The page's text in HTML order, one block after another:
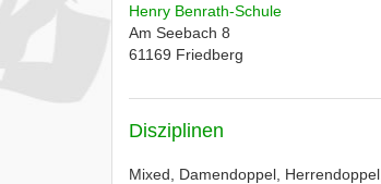
Henry Benrath-Schule
Am Seebach 8
61169 Friedberg
Disziplinen
Mixed, Damendoppel, Herrendoppel,